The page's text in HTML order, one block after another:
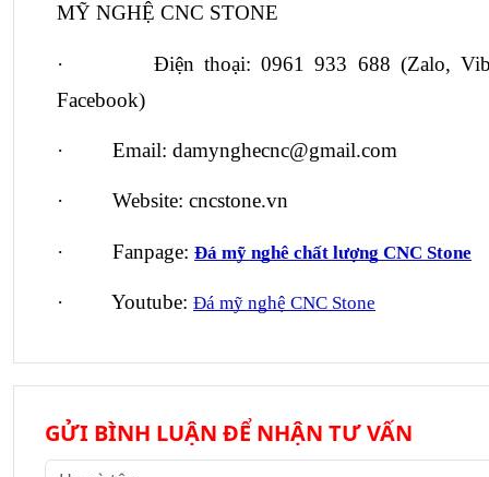
MỸ NGHỆ CNC STONE
·         Điện thoại: 0961 933 688 (Zalo,
Facebook)
·         Email: damynghecnc@gmail.com
·         Website: cncstone.vn
·         Fanpage: Đá mỹ nghê chất lượng CNC Stone
·         Youtube: Đá mỹ nghệ CNC Stone
GỬI BÌNH LUẬN ĐỂ NHẬN TƯ VẤN